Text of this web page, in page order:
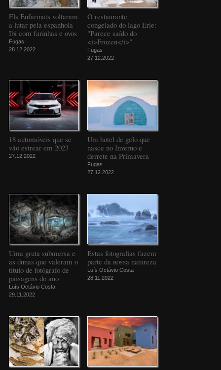
Els Enfarinats voltaram
a lutar pela espanhola
Ibi com farinhas e ovos
Fugas
28.12.2022
O restaurante
congelado do lago Erie:
"Parece saído do
<i>Frozen</i>"
Fugas
27.12.2022
18 automóveis que se
vão estrear em 2023
27.12.2022
Um hotel de gelo que
nasce no Inverno e
derrete na Primavera
Fugas
27.12.2022
Uma gruta submersa e
as dunas que valeram o
título de fotógrafo de
paisagens do ano
Luís Octávio Costa
29.11.2022
Estas fotografias fazem
parte da nossa natureza
Luís Octávio Costa
28.11.2022